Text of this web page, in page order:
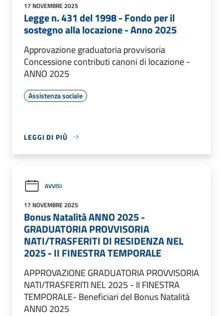
17 NOVEMBRE 2025
Legge n. 431 del 1998 - Fondo per il
sostegno alla locazione - Anno 2025
Approvazione graduatoria provvisoria
Concessione contributi canoni di locazione -
ANNO 2025
Assistenza sociale
LEGGI DI PIÙ
AVVISI
17 NOVEMBRE 2025
Bonus Natalità ANNO 2025 -
GRADUATORIA PROVVISORIA
NATI/TRASFERITI DI RESIDENZA NEL
2025 - II FINESTRA TEMPORALE
APPROVAZIONE GRADUATORIA PROVVISORIA
NATI/TRASFERITI NEL 2025 - II FINESTRA
TEMPORALE- Beneficiari del Bonus Natalità
ANNO 2025